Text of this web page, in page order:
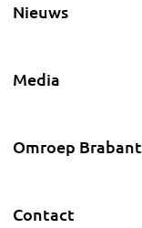
Nieuws
Media
Omroep Brabant
Contact